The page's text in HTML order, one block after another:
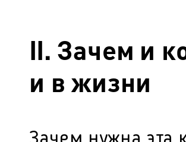
II. Зачем и
и в жизни